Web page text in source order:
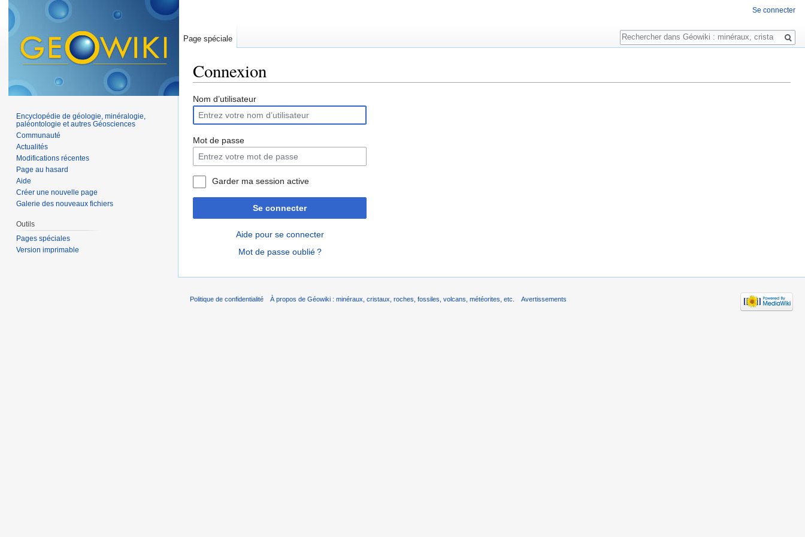
Connexion
Nom d’utilisateur
Mot de passe
Garder ma session active
Se connecter
Aide pour se connecter
Mot de passe oublié ?
Se connecter
Page spéciale
Rechercher
Encyclopédie de géologie, minéralogie,
paléontologie et autres Géosciences
Communauté
Actualités
Modifications récentes
Page au hasard
Aide
Créer une nouvelle page
Galerie des nouveaux fichiers
Outils
Pages spéciales
Version imprimable
Politique de confidentialité À propos de Géowiki : minéraux, cristaux, roches, fossiles, volcans, météorites, etc. Avertissements